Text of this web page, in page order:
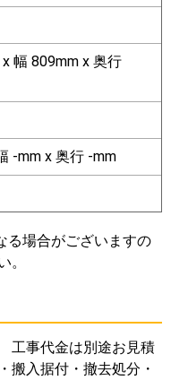
幅 809mm x 奥行
-mm x 奥行 -mm
る場合がございますの
。
工事代金は別途お見積
搬入据付・撤去処分・